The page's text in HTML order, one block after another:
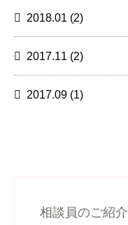
2018.01 (2)
2017.11 (2)
2017.09 (1)
相談員のご紹介